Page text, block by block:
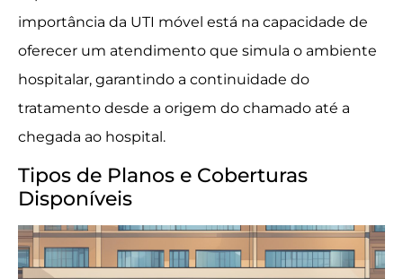
importância da UTI móvel está na capacidade de
oferecer um atendimento que simula o ambiente
hospitalar, garantindo a continuidade do
tratamento desde a origem do chamado até a
chegada ao hospital.
Tipos de Planos e Coberturas
Disponíveis